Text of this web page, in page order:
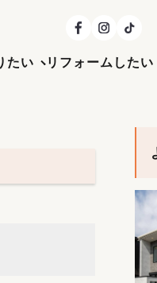
たい リフォームしたい